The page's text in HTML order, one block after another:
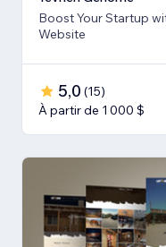
Boost Your Startup
Website
5,0 (15)
À partir de 1 000 $